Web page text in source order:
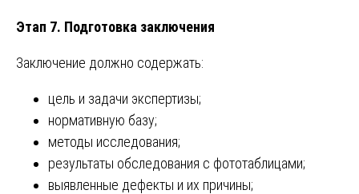
Этап 7. Подготовка заключения
Заключение должно содержать:
цель и задачи экспертизы;
нормативную базу;
методы исследования;
результаты обследования с фототаблицами;
выявленные дефекты и их причины;